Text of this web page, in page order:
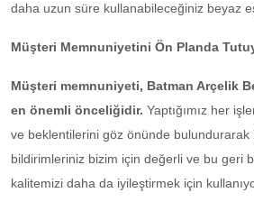
daha uzun süre kullanabileceğiniz beyaz
Müşteri Memnuniyetini Ön Planda
Müşteri memnuniyeti, Batman Arçelik
en önemli önceliğidir. Yaptığımız her
ve beklentilerini göz önünde
bildirimleriniz bizim için değerli ve bu geri
kalitemizi daha da iyileştirmek için